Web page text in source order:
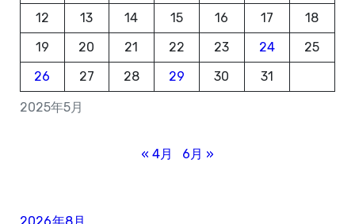
2025年5月
12
13 14 15 16 17
18
19
20 21 22 23 24
25
26
27 28 29 30 31
« 4月 6月 »